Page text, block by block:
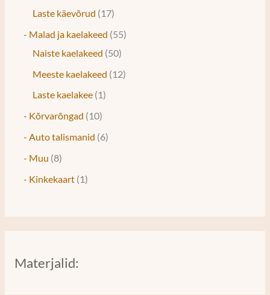
Laste käevõrud
17
- Malad ja kaelakeed 55
Naiste kaelakeed 50
Meeste kaelakeed
12
Laste kaelakee 1
- Kõrvarõngad
10
- Auto talismanid 6
- Muu 8
- Kinkekaart 1
Materjalid: